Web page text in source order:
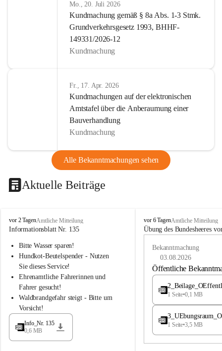
Mo., 20. Juli 2026
Kundmachung gemäß § 8a Abs. 1-3 Stmk.
Grundverkehrsgesetz 1993, BHHF-
149331/2026-12
Kundmachung
Fr., 17. Apr. 2026
Kundmachungen auf der elektronischen
Amtstafel über die Anberaumung einer
Bauverhandlung
Kundmachung
Alle Bekanntmachungen sehen
Aktuelle Beiträge
B
u
h
a
d
l
vor 2 TagenAmtliche Mitteilung
Informationsblatt Nr. 135
Bitte Wasser sparen!
Hundkot-Beutelspender - Nutzen
Sie dieses Service!
Ehrenamtliche Fahrerinnen und
Fahrer gesucht!
Waldbrandgefahr steigt - Bitte um
Vorsicht!
Info_Nr. 135
0,6 MB
B
u
e
vor 6 TagenAmtliche Mitteilung
Übung des Bundesheeres
Bekanntmachung
03.08.2026
Öffentliche
1 Seite•0,1 MB
1 Seite•3,5 MB